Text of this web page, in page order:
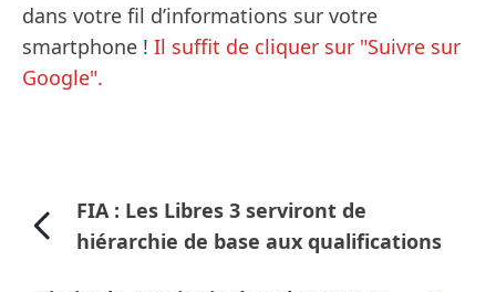
dans votre fil d’informations sur votre
smartphone ! Il suffit de cliquer sur "Suivre sur
Google".
FIA : Les Libres 3 serviront de
hiérarchie de base aux qualifications